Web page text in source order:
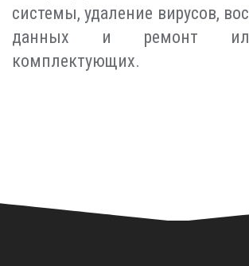
системы, удаление вирусов,
данных и ремонт
комплектующих.